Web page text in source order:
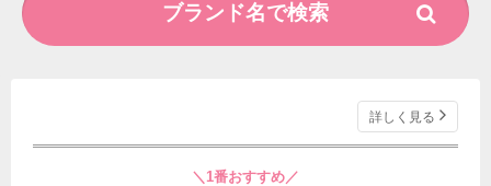
詳しく見る
＼1番おすすめ／